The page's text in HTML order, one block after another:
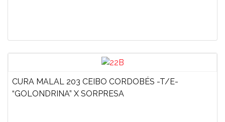
CURA MALAL 203 CEIBO CORDOBÉS -T/E-
“GOLONDRINA” X SORPRESA